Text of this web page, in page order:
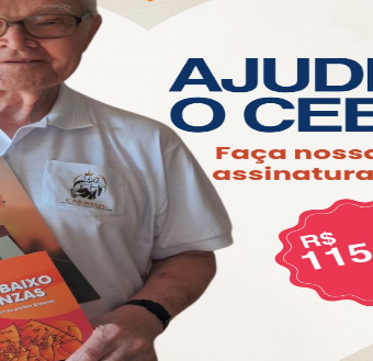
à justiça socioambiental,
o planeta Terra, nossa Casa Comum.
em forma de oficinas virtuais, pela
março e abril de 2023 aconteceram 3
a partir do lixo, mais precisamente
horário de Brasília. Os momentos foram
Cebi Bahia.